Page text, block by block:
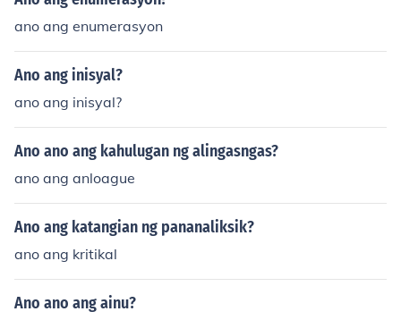
ano ang enumerasyon
Ano ang inisyal?
ano ang inisyal?
Ano ano ang kahulugan ng alingasngas?
ano ang anloague
Ano ang katangian ng pananaliksik?
ano ang kritikal
Ano ano ang ainu?